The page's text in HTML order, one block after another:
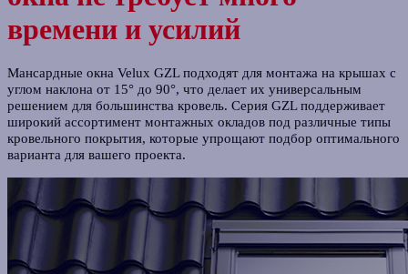
времени и усилий
Мансардные окна Velux GZL подходят для монтажа на крышах с
углом наклона от 15° до 90°, что делает их универсальным
решением для большинства кровель. Серия GZL поддерживает
широкий ассортимент монтажных окладов под различные типы
кровельного покрытия, которые упрощают подбор оптимального
варианта для вашего проекта.